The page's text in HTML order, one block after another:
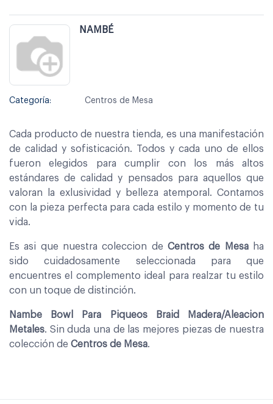
NAMBÉ
Categoría: Centros de Mesa
Cada producto de nuestra tienda, es una manifestación
de calidad y sofisticación. Todos y cada uno de ellos
fueron elegidos para cumplir con los más altos
estándares de calidad y pensados para aquellos que
valoran la exlusividad y belleza atemporal. Contamos
con la pieza perfecta para cada estilo y momento de tu
vida.
Es asi que nuestra coleccion de Centros de Mesaha
sido cuidadosamente seleccionada para que
encuentres el complemento ideal para realzar tu estilo
con un toque de distinción.
Nambe Bowl Para Piqueos Braid Madera/Aleacion
Metales. Sin duda una de las mejores piezas de nuestra
colección de Centros de Mesa.